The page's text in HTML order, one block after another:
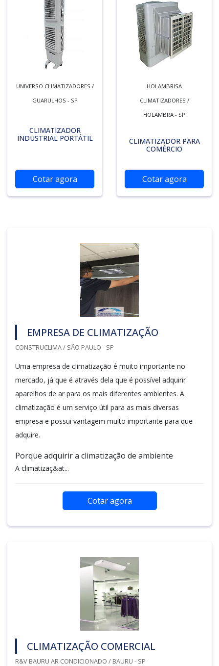
UNIVERSO CLIMATIZADORES /
GUARULHOS - SP
CLIMATIZADOR
INDUSTRIAL PORTÁTIL
Cotar agora
HOLAMBRISA
CLIMATIZADORES /
HOLAMBRA - SP
CLIMATIZADOR PARA
COMÉRCIO
Cotar agora
EMPRESA DE CLIMATIZAÇÃO
CONSTRUCLIMA / SÃO PAULO - SP
Uma empresa de climatização é muito importante no
mercado, já que é através dela que é possível adquirir
aparelhos de ar para os mais diferentes ambientes. A
climatização é um serviço útil para as mais diversas
empresa e possui vantagem muito importante para que
adquire.
Porque adquirir a climatização de ambiente
A climatizaç&at...
Cotar agora
CLIMATIZAÇÃO COMERCIAL
R&V BAURU AR CONDICIONADO / BAURU - SP